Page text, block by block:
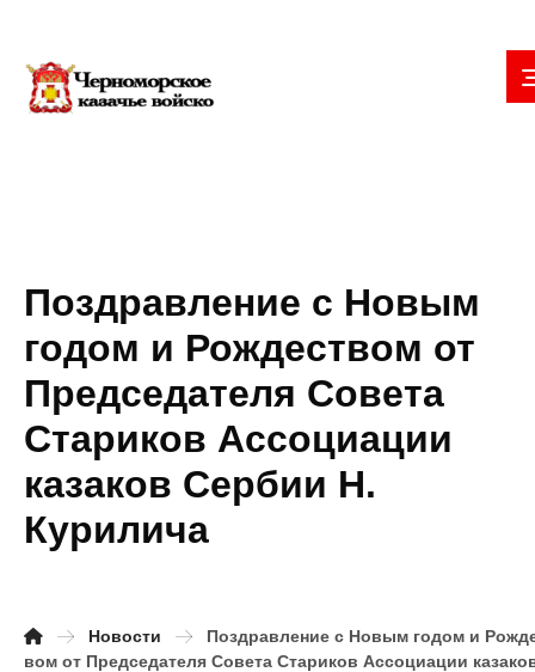
Поздравление с Новым
годом и Рождеством от
Председателя Совета
Стариков Ассоциации
казаков Сербии Н.
Курилича
Новости
Поздравление с Новым годом и
вом от Председателя Совета Стариков Ассоциации